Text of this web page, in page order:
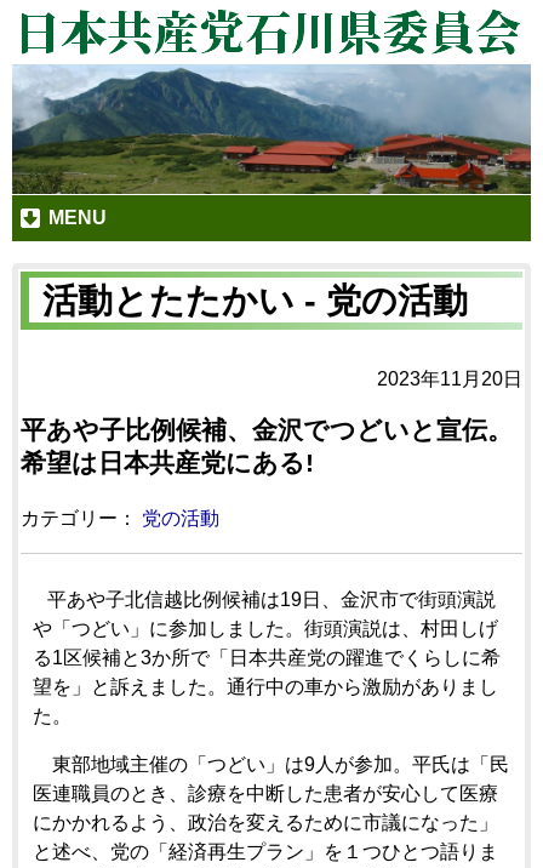
MENU
活動とたたかい - 党の活動
2023年11月20日
平あや子比例候補、金沢でつどいと宣伝。
希望は日本共産党にある!
カテゴリー： 党の活動
平あや子北信越比例候補は19日、金沢市で街頭演説
や「つどい」に参加しました。街頭演説は、村田しげ
る1区候補と3か所で「日本共産党の躍進でくらしに希
望を」と訴えました。通行中の車から激励がありまし
た。
東部地域主催の「つどい」は9人が参加。平氏は「民
医連職員のとき、診療を中断した患者が安心して医療
にかかれるよう、政治を変えるために市議になった」
と述べ、党の「経済再生プラン」を１つひとつ語りま